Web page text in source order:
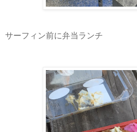
サーフィン前に弁当ランチ